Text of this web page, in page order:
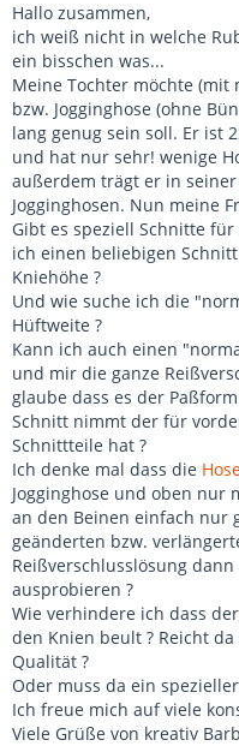
Hallo zusammen,
ich weiß nicht in welche
ein bisschen was...
Meine Tochter möchte (mit
bzw. Jogginghose (ohne
lang genug sein soll. Er ist
und hat nur sehr! wenige
außerdem trägt er in
Jogginghosen. Nun meine
Gibt es speziell Schnitte
ich einen beliebigen
Kniehöhe ?
Und wie suche ich die
Hüftweite ?
Kann ich auch einen
und mir die ganze
glaube dass es der
Schnitt nimmt der für
Schnittteile hat ?
Ich denke mal dass die
Jogginghose und oben nur
an den Beinen einfach nur
geänderten bzw.
Reißverschlusslösung
ausprobieren ?
Wie verhindere ich dass
den Knien beult ? Reicht
Qualität ?
Oder muss da ein
Ich freue mich auf viele
Viele Grüße von kreativ